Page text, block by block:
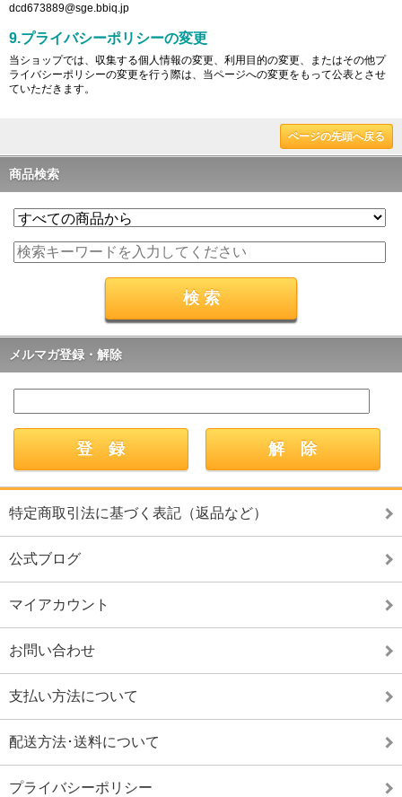
dcd673889@sge.bbiq.jp
9.プライバシーポリシーの変更
当ショップでは、収集する個人情報の変更、利用目的の変更、またはその他プ
ライバシーポリシーの変更を行う際は、当ページへの変更をもって公表とさせ
ていただきます。
ページの先頭へ戻る
商品検索
メルマガ登録・解除
特定商取引法に基づく表記（返品など）
公式ブログ
マイアカウント
お問い合わせ
支払い方法について
配送方法･送料について
プライバシーポリシー